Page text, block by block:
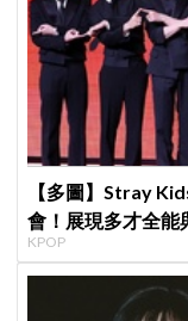
【多圖】Stray
會！展現多才全能
日音樂圈
KPOP